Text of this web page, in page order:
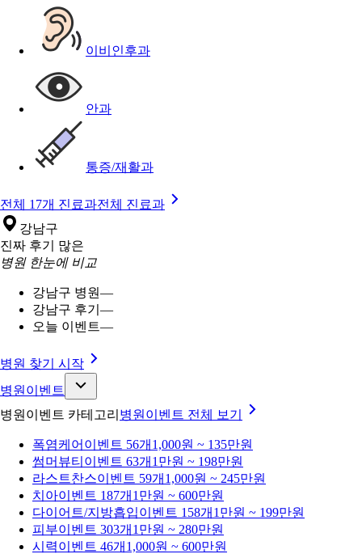
이비인후과
안과
통증/재활과
전체 17개 진료과전체 진료과
강남구
진짜 후기 많은
병원 한눈에 비교
강남구 병원—
강남구 후기 —
오늘 이벤트—
병원 찾기 시작
병원이벤트
병원이벤트 카테고리 병원이벤트 전체 보기
폭염케어 이벤트 56개 1,000원 ~ 135만원
썸머뷰티 이벤트 63개 1만원 ~ 198만원
라스트찬스이벤트 59개 1,000원 ~ 245만원
치아이벤트 187개 1만원 ~ 600만원
다이어트/지방흡입이벤트 158개 1만원 ~ 199만원
피부이벤트 303개 1만원 ~ 280만원
시력이벤트 46개 1,000원 ~ 600만원